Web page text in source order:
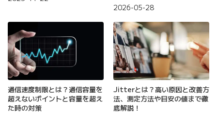
2026-05-28
通信速度制限とは？通信容量を
超えないポイントと容量を超え
た時の対策
Jitterとは？高い原因と改善方
法、測定方法や目安の値まで徹
底解説！